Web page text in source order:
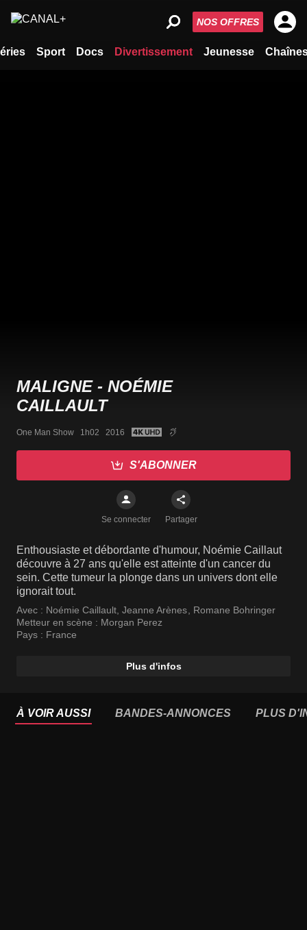
Sport Docs Divertissement Jeunesse
NOS OFFRES
MALIGNE - NOÉMIE
CAILLAULT
One Man Show   1h02   2016
S'ABONNER
Se connecter Partager
Enthousiaste et débordante d'humour, Noémie Caillaut
découvre à 27 ans qu'elle est atteinte d'un cancer du
sein. Cette tumeur la plonge dans un univers dont elle
ignorait tout.
Avec : Noémie Caillault, Jeanne Arènes, Romane Bohringer
Metteur en scène : Morgan Perez
Pays : France
Plus d'infos
À VOIR AUSSI BANDES-ANNONCES PLUS